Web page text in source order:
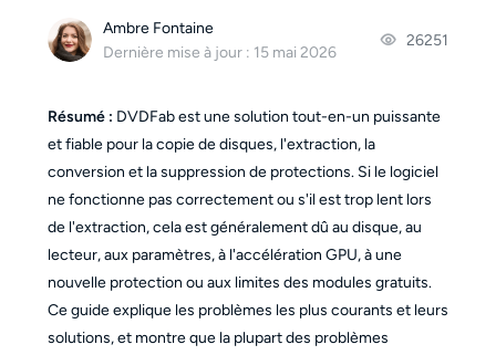
Ambre Fontaine
Dernière mise à jour : 15 mai 2026
26251
Résumé : DVDFab est une solution tout-en-un puissante
et fiable pour la copie de disques, l'extraction, la
conversion et la suppression de protections. Si le logiciel
ne fonctionne pas correctement ou s'il est trop lent lors
de l'extraction, cela est généralement dû au disque, au
lecteur, aux paramètres, à l'accélération GPU, à une
nouvelle protection ou aux limites des modules gratuits.
Ce guide explique les problèmes les plus courants et leurs
solutions, et montre que la plupart des problèmes